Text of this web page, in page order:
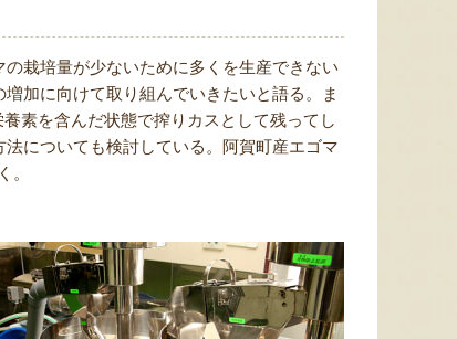
栽培量が少ないために多くを生産できない
加に向けて取り組んでいきたいと語る。ま
素を含んだ状態で搾りカスとして残ってし
についても検討している。阿賀町産エゴマ
。
園が手塩にかけて育て
ルスメロン！イギリス
の原種メロンの血をひ
新潟市江南区で育てられた和
梨。有機質肥料と、すべての
実に袋をかける丁寧な手仕事